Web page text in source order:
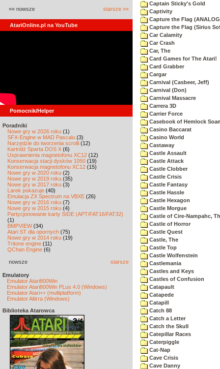
«« nowsze starsze »»
AtariOnline.pl na YouTube
Pomocnik/Helper
Poradniki
Nowe gry w 2026 roku (1)
SFX-Engine w MAD Pascalu (3)
Narzędzie do tworzenia scrolli (12)
Kartridż Sparta DOS X (6)
Usprawnienia magnetofonu XC12 (12)
Konserwacja stacji dysków 1050 (19)
Konserwacja magnetofonu XC12 (15)
Nowe gry w 2020 roku (2)
Nowe gry w 2019 roku (35)
Nowe gry w 2017 roku (3)
Larek pokazuje (40)
Emulacja ZX Spectrum na VBXE (26)
Nowe gry w 2016 roku (7)
Nowe gry w 2015 roku (4)
Partycjonowanie karty SIDE (APT/FAT16/FAT32)
(1)
BMPVIEW(34)
Atari ST dla opornych (75)
Nowe gry w 2014 roku (19)
Tritone engine (11)
QChan Engine (6)
nowsze starsze
Emulatory
Emulator Atari800Win
Emulator Atari800Win PLus 4.0 (Windows)
Emulator Atari++ (multiplatform)
Emulator Altirra (Windows)
Biblioteka Atarowca
Captain Sticky's Gold
Captivity
Capture the Flag
Capture the Flag (Sirius
Car Calamity
Car Crash
Car, The
Card Games for The Atari!
Card Grabber
Cargar
Carnival (Casbeer, Jeff)
Carnival (Don)
Carnival Massacre
Carrera 3D
Carrier Force
Casebook of Hemlock
Casino Baccarat
Casino World
Castaway
Castle Assault
Castle Attack
Castle Clobber
Castle Crisis
Castle Fantasy
Castle Hassle
Castle Hexagon
Castle Morgue
Castle of Cire-Nampahc,
Castle of Horror
Castle Quest
Castle, The
Castle Top
Castle Wolfenstein
Castlemania
Castles and Keys
Castles of Confusion
Catapault
Catapede
Catapill
Catch 88
Catch a Letter
Catch the Skull
Catepillar Races
Caterpiggle
Cat-Nap
Cave Crisis
Cave Danny